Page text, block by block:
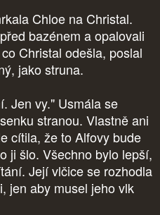
Chloe na Christal.
bazénem a opalovali
Christal odešla, poslal
jako struna.
Jen vy." Usmála se
stranou. Vlastně ani
cítila, že to Alfovy bude
ji šlo. Všechno bylo lepší,
Její vlčice se rozhodla
jen aby musel jeho vlk